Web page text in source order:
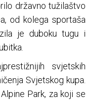
državno tužilaštvo
od kolega sportaša
je duboku tugu i
svjetskih
Svjetskog kupa.
Park, za koji se